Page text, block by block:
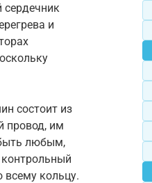
сердечник
и
состоит из
провод, им
любым,
всему кольцу.